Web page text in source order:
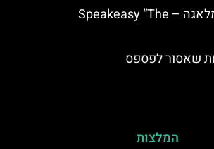
בר קוקטיילים במלאגה – Speakeasy “The
שאסור לפספס
המלצות